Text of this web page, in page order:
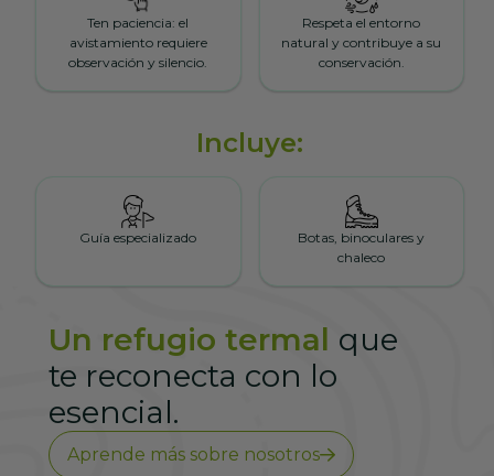
Ten paciencia: el
avistamiento requiere
observación y silencio.
Respeta el entorno
natural y contribuye a su
conservación.
Incluye:
Guía especializado
Botas, binoculares y
chaleco
Un refugio termal que
te reconecta con lo
esencial.
Aprende más sobre nosotros